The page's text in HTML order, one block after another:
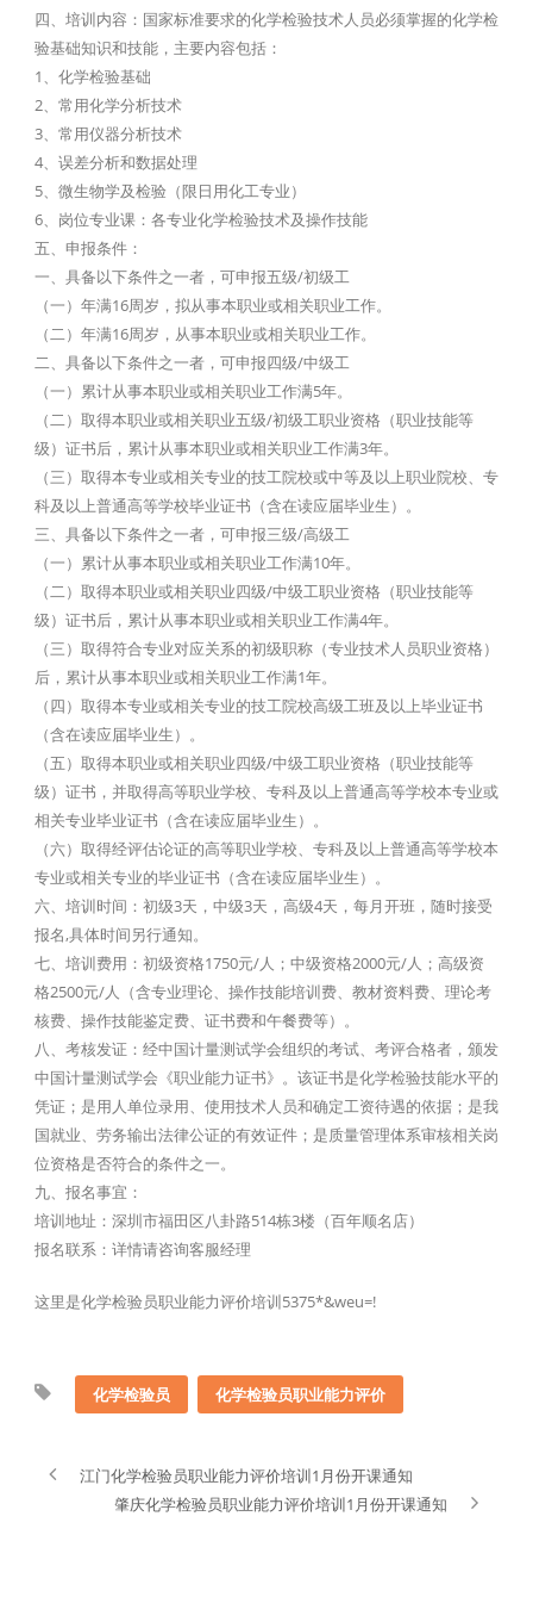
四、培训内容：国家标准要求的化学检验技术人员必须掌握的化学检
验基础知识和技能，主要内容包括：
1、化学检验基础
2、常用化学分析技术
3、常用仪器分析技术
4、误差分析和数据处理
5、微生物学及检验（限日用化工专业）
6、岗位专业课：各专业化学检验技术及操作技能
五、申报条件：
一、具备以下条件之一者，可申报五级/初级工
（一）年满16周岁，拟从事本职业或相关职业工作。
（二）年满16周岁，从事本职业或相关职业工作。
二、具备以下条件之一者，可申报四级/中级工
（一）累计从事本职业或相关职业工作满5年。
（二）取得本职业或相关职业五级/初级工职业资格（职业技能等
级）证书后，累计从事本职业或相关职业工作满3年。
（三）取得本专业或相关专业的技工院校或中等及以上职业院校、专
科及以上普通高等学校毕业证书（含在读应届毕业生）。
三、具备以下条件之一者，可申报三级/高级工
（一）累计从事本职业或相关职业工作满10年。
（二）取得本职业或相关职业四级/中级工职业资格（职业技能等
级）证书后，累计从事本职业或相关职业工作满4年。
（三）取得符合专业对应关系的初级职称（专业技术人员职业资格）
后，累计从事本职业或相关职业工作满1年。
（四）取得本专业或相关专业的技工院校高级工班及以上毕业证书
（含在读应届毕业生）。
（五）取得本职业或相关职业四级/中级工职业资格（职业技能等
级）证书，并取得高等职业学校、专科及以上普通高等学校本专业或
相关专业毕业证书（含在读应届毕业生）。
（六）取得经评估论证的高等职业学校、专科及以上普通高等学校本
专业或相关专业的毕业证书（含在读应届毕业生）。
六、培训时间：初级3天，中级3天，高级4天，每月开班，随时接受
报名,具体时间另行通知。
七、培训费用：初级资格1750元/人；中级资格2000元/人；高级资
格2500元/人（含专业理论、操作技能培训费、教材资料费、理论考
核费、操作技能鉴定费、证书费和午餐费等）。
八、考核发证：经中国计量测试学会组织的考试、考评合格者，颁发
中国计量测试学会《职业能力证书》。该证书是化学检验技能水平的
凭证；是用人单位录用、使用技术人员和确定工资待遇的依据；是我
国就业、劳务输出法律公证的有效证件；是质量管理体系审核相关岗
位资格是否符合的条件之一。
九、报名事宜：
培训地址：深圳市福田区八卦路514栋3楼（百年顺名店）
报名联系：详情请咨询客服经理
这里是化学检验员职业能力评价培训5375*&weu=!
化学检验员 化学检验员职业能力评价
江门化学检验员职业能力评价培训1月份开课通知
肇庆化学检验员职业能力评价培训1月份开课通知